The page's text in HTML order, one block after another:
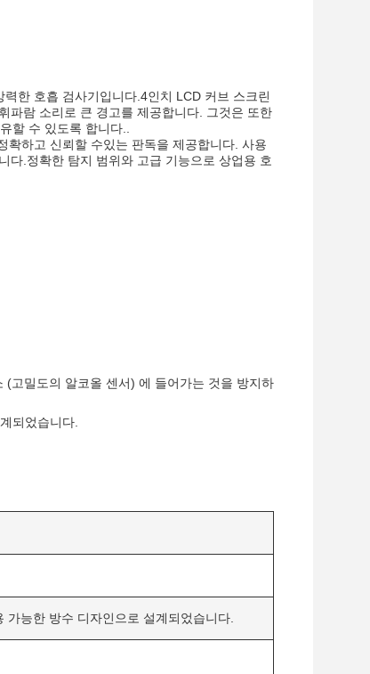
한 호흡 검사기입니다.4인치 LCD 커브 스크린
파람 소리로 큰 경고를 제공합니다. 그것은 또한
할 수 있도록 합니다..
확하고 신뢰할 수있는 판독을 제공합니다. 사용
다.정확한 탐지 범위와 고급 기능으로 상업용 호
고밀도의 알코올 센서) 에 들어가는 것을 방지하
되었습니다.
능한 방수 디자인으로 설계되었습니다.